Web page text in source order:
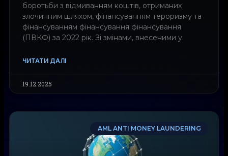
боротьби з відмиванням коштів, отриманих
злочинним шляхом, фінансуванням тероризму та
фінансуванням фінансування фінансування
(ПВКФ) за 2022 рік. Зі змінами, внесеними у
ЧИТАТИ ДАЛІ
19.12.2025
AML ANTI MONEY LAUNDERING